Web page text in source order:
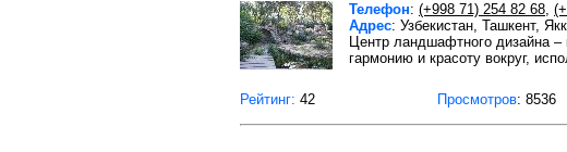
Телефон: (+998 71) 254 82 68,
Адрес: Узбекистан, Ташкент,
Центр ландшафтного дизайна
гармонию и красоту вокруг,
Рейтинг: 42 Просмотров: 8536